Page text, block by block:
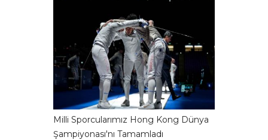
Milli Sporcularımız Hong Kong Dünya
Şampiyonası'nı Tamamladı